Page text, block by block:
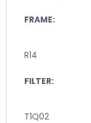
FRAME:
R14
FILTER:
T1Q02